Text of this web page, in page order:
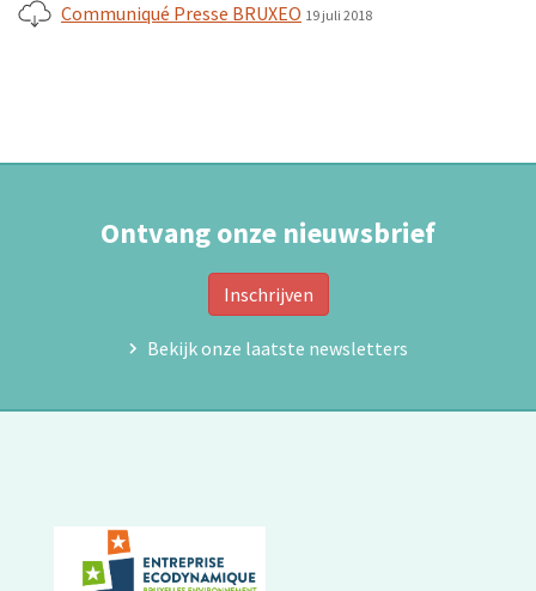
Communiqué Presse BRUXEO 19 juli 2018
Ontvang onze nieuwsbrief
Inschrijven
Bekijk onze laatste newsletters